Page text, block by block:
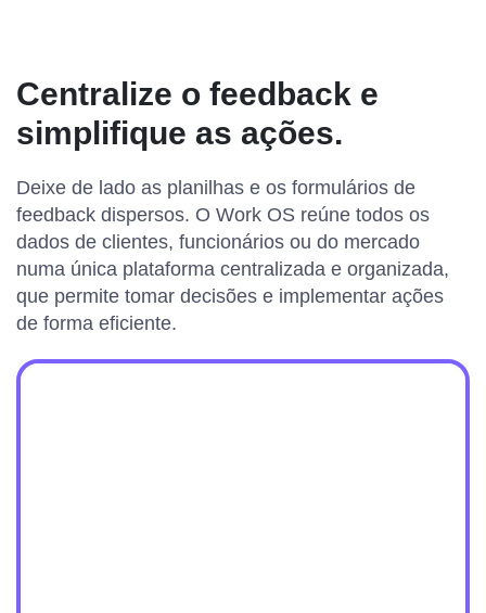
Centralize o feedback e
simplifique as ações.
Deixe de lado as planilhas e os formulários de
feedback dispersos. O Work OS reúne todos os
dados de clientes, funcionários ou do mercado
numa única plataforma centralizada e organizada,
que permite tomar decisões e implementar ações
de forma eficiente.